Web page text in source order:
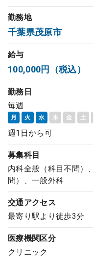
DtoDの転職・アルバイ
コンサルタント
成功事例
転職ノウハウ
クリニック開業
DtoDとは
お問合せ
勤務地
千葉県茂原市
給与
100,000円（税込）
勤務日
毎週
月 火 水 木 金 土
週1日から可
募集科目
内科全般（科目不問）
問）、一般外科
交通アクセス
最寄り駅より徒歩3分
医療機関区分
クリニック